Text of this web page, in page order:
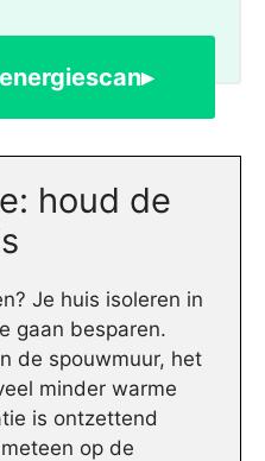
houd de
Je huis isoleren in
gaan besparen.
de spouwmuur, het
minder warme
is ontzettend
op de